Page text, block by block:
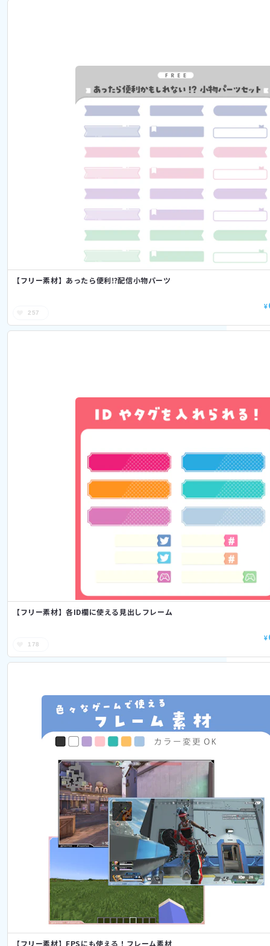
【フリー素材】あったら便利⁉配信小物パーツ
257
¥
【フリー素材】各ID欄に使える見出しフレーム
178
¥
【フリー素材】FPSにも使える！フレーム素材